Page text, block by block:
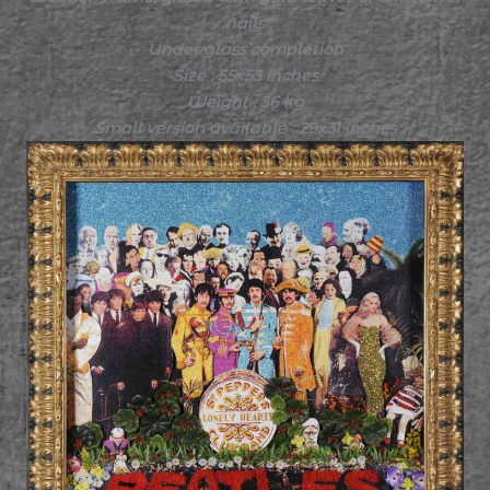
nails
Under glass completion
Size : 55x53 inches
Weight : 36 kg
Small version available : 29x31 inches